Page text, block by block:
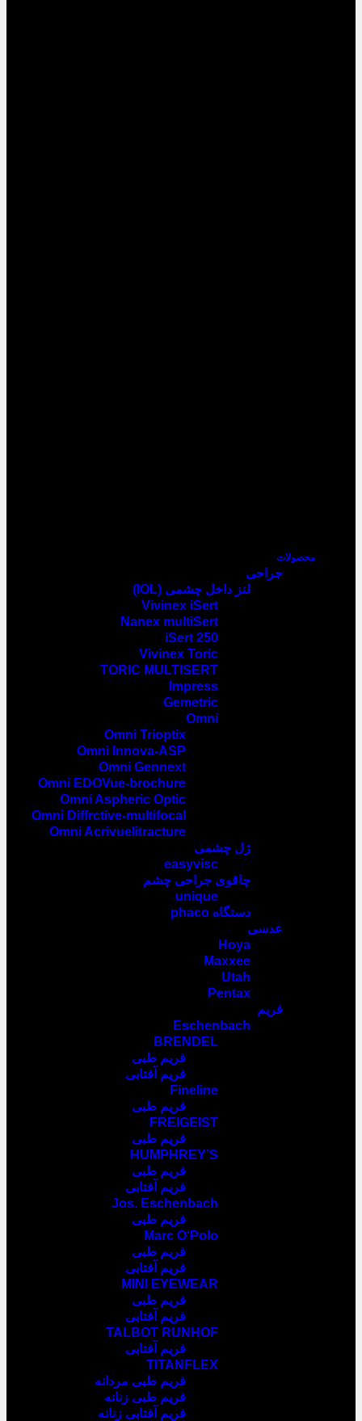
محصولات
جراحی
لنز داخل چشمی (IOL)
Vivinex iSert
Nanex multiSert
iSert 250
Vivinex Toric
TORIC MULTISERT
Impress
Gemetric
Omni
Omni Trioptix
Omni Innova-ASP
Omni Gennext
Omni EDOVue-brochure
Omni Aspheric Optic
Omni Diffrctive-multifocal
Omni Acrivuelitracture
ژل چشمی
easyvisc
چاقوی جراحی چشم
unique
دستگاه phaco
عدسی
Hoya
Maxxee
Utah
Pentax
فریم
Eschenbach
BRENDEL
فریم طبی
فریم آفتابی
Fineline
فریم طبی
FREIGEIST
فریم طبی
HUMPHREY’S
فریم طبی
فریم آفتابی
Jos. Eschenbach
فریم طبی
Marc O‘Polo
فریم طبی
فریم آفتابی
MINI EYEWEAR
فریم طبی
فریم آفتابی
TALBOT RUNHOF
فریم آفتابی
TITANFLEX
فریم طبی مردانه
فریم طبی زنانه
فریم آفتابی زنانه